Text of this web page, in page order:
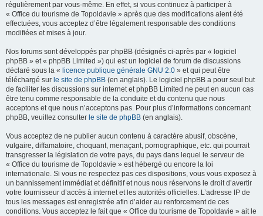
régulièrement par vous-même. En effet, si vous continuez à participer à
« Office du tourisme de Topoldavie » après que des modifications aient été
effectuées, vous acceptez d’être légalement responsable des conditions
modifiées et mises à jour.
Nos forums sont développés par phpBB (désignés ci-après par « logiciel
phpBB » et « phpBB Limited ») qui est un logiciel de forum de discussions
déclaré sous la « licence publique générale GNU 2.0 » et qui peut être
téléchargé sur le site de phpBB (en anglais). Le logiciel phpBB a pour seul but
de faciliter les discussions sur internet et phpBB Limited ne peut en aucun cas
être tenu comme responsable de la conduite et du contenu que nous
acceptons et que nous n’acceptons pas. Pour plus d’informations concernant
phpBB, veuillez consulter le site de phpBB (en anglais).
Vous acceptez de ne publier aucun contenu à caractère abusif, obscène,
vulgaire, diffamatoire, choquant, menaçant, pornographique, etc. qui pourrait
transgresser la législation de votre pays, du pays dans lequel le serveur de
« Office du tourisme de Topoldavie » est hébergé ou encore la loi
internationale. Si vous ne respectez pas ces dispositions, vous vous exposez à
un bannissement immédiat et définitif et nous nous réservons le droit d’avertir
votre fournisseur d’accès à internet et les autorités officielles. L’adresse IP de
tous les messages est enregistrée afin d’aider au renforcement de ces
conditions. Vous acceptez le fait que « Office du tourisme de Topoldavie » ait le